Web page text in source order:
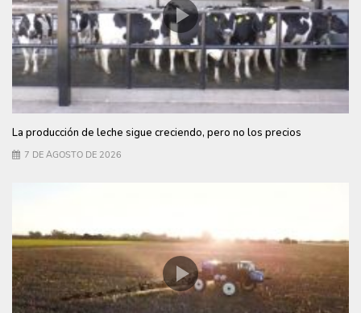
La producción de leche sigue creciendo, pero no los precios
7 DE AGOSTO DE 2026